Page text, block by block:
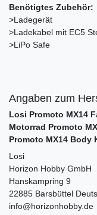
Benötigtes Zubehör:
>Ladegerät
>Ladekabel mit EC5
>LiPo Safe
Angaben zum
Losi Promoto MX14
Motorrad Promoto
Promoto MX14 Body
Losi
Horizon Hobby GmbH
Hanskampring 9
22885 Barsbüttel
info@horizonhobby.de